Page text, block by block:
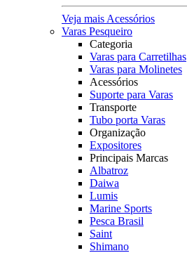
Veja mais Acessórios
Varas Pesqueiro
Categoria
Varas para Carretilhas
Varas para Molinetes
Acessórios
Suporte para Varas
Transporte
Tubo porta Varas
Organização
Expositores
Principais Marcas
Albatroz
Daiwa
Lumis
Marine Sports
Pesca Brasil
Saint
Shimano